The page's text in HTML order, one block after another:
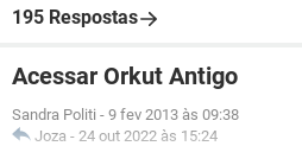
195 Respostas
Acessar Orkut Antigo
Sandra Politi - 9 fev 2013 às 09:38
Joza - 24 out 2022 às 15:24